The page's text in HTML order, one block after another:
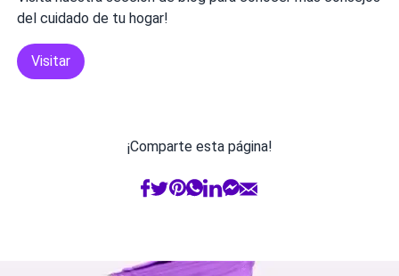
del cuidado de tu hogar!
Visitar
¡Comparte esta página!